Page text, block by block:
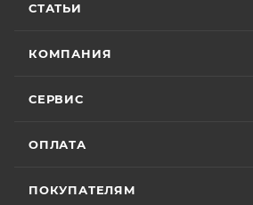
СТАТЬИ
КОМПАНИЯ
СЕРВИС
ОПЛАТА
ПОКУПАТЕЛЯМ